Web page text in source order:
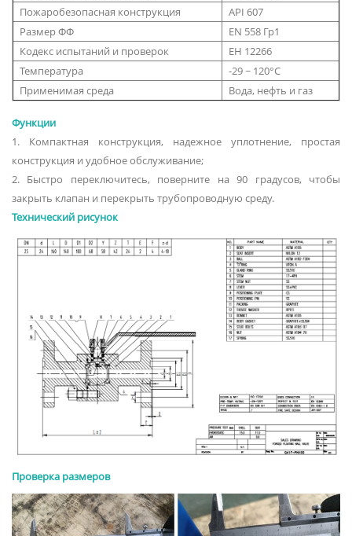
Пожаробезопасная конструкция
API 607
Размер ФФ
EN 558 Гр1
Кодекс испытаний и проверок
ЕН 12266
Температура
-29 ~ 120°С
Применимая среда
Вода, нефть и газ
Функции
1. Компактная конструкция, надежное уплотнение, простая
конструкция и удобное обслуживание;
2. Быстро переключитесь, поверните на 90 градусов, чтобы
закрыть клапан и перекрыть трубопроводную среду.
Технический рисунок
Проверка размеров